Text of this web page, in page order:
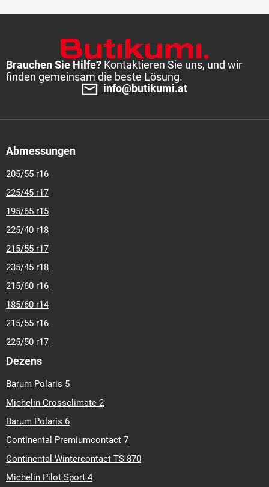
Brauchen Sie Hilfe? Kontaktieren Sie uns, und wir
finden gemeinsam die beste Lösung.
info@butikumi.at
Abmessungen
205/55 r16
225/45 r17
195/65 r15
225/40 r18
215/55 r17
235/45 r18
215/60 r16
185/60 r14
215/55 r16
225/50 r17
Dezens
Barum Polaris 5
Michelin Crossclimate 2
Barum Polaris 6
Continental Premiumcontact 7
Continental Wintercontact TS 870
Michelin Pilot Sport 4